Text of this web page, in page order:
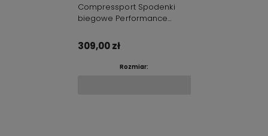
Compressport Spodenki
biegowe Performance
309,00 zł
Rozmiar: